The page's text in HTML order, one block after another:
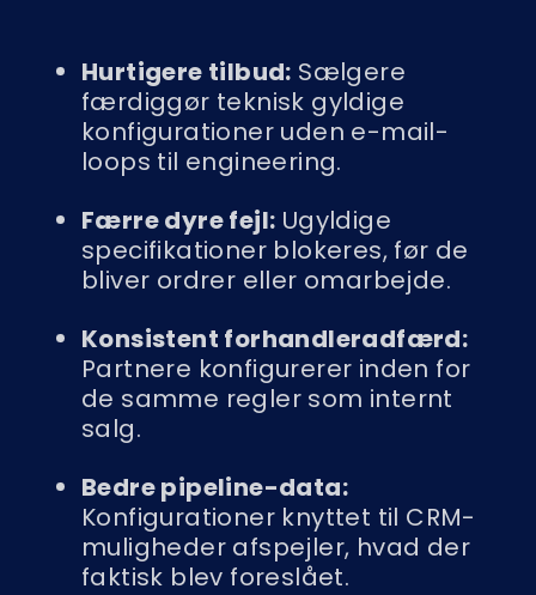
Hurtigere tilbud: Sælgere
færdiggør teknisk gyldige
konfigurationer uden e-mail-
loops til engineering.
Færre dyre fejl: Ugyldige
specifikationer blokeres, før de
bliver ordrer eller omarbejde.
Konsistent forhandleradfærd:
Partnere konfigurerer inden for
de samme regler som internt
salg.
Bedre pipeline-data:
Konfigurationer knyttet til CRM-
muligheder afspejler, hvad der
faktisk blev foreslået.